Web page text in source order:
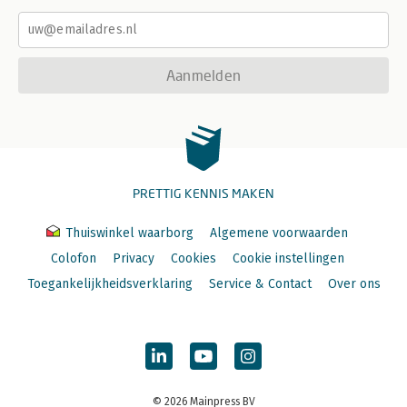
Bijlage 3 Btw 167
Aanmelden
PRETTIG KENNIS MAKEN
Thuiswinkel waarborg
Algemene voorwaarden
Colofon
Privacy Cookies
Cookie instellingen
Toegankelijkheidsverklaring
Service & Contact Over ons
© 2026 Mainpress BV